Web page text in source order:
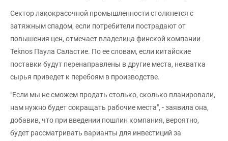
Сектор лакокрасочной промышленности столкнется с
затяжным спадом, если потребители пострадают от
повышения цен, отмечает владелица финской компании
Teknos Паула Саластие. По ее словам, если китайские
поставки будут перенаправлены в другие места, нехватка
сырья приведет к перебоям в производстве.
"Если мы не сможем продать столько, сколько планировали,
нам нужно будет сокращать рабочие места", - заявила она,
добавив, что при введении пошлин компания, вероятно,
будет рассматривать варианты для инвестиций за